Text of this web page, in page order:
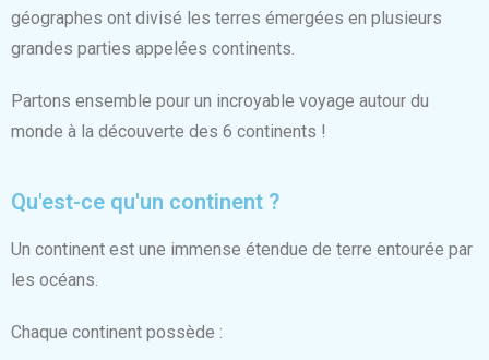
géographes ont divisé les terres émergées en plusieurs
grandes parties appelées continents.
Partons ensemble pour un incroyable voyage autour du
monde à la découverte des 6 continents !
Qu'est-ce qu'un continent ?
Un continent est une immense étendue de terre entourée par
les océans.
Chaque continent possède :